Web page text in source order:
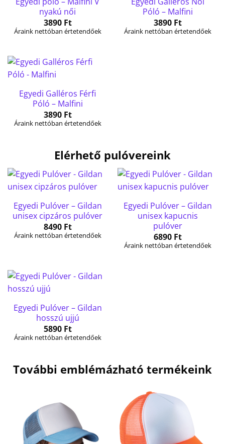
nyakú női
3890 Ft
Áraink nettóban értetendőek
Póló – Malfini
3890 Ft
Áraink nettóban értetendőek
Egyedi Galléros Férfi
Póló – Malfini
3890 Ft
Áraink nettóban értetendőek
Elérhető pulóvereink
Egyedi Pulóver – Gildan
unisex cipzáros pulóver
8490 Ft
Áraink nettóban értetendőek
Egyedi Pulóver – Gildan
unisex kapucnis
pulóver
6890 Ft
Áraink nettóban értetendőek
Egyedi Pulóver – Gildan
hosszú ujjú
5890 Ft
Áraink nettóban értetendőek
További emblémázható termékeink